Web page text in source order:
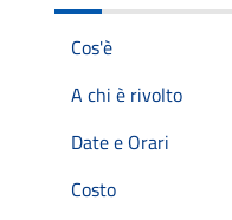
Cos'è
A chi è rivolto
Date e Orari
Costo